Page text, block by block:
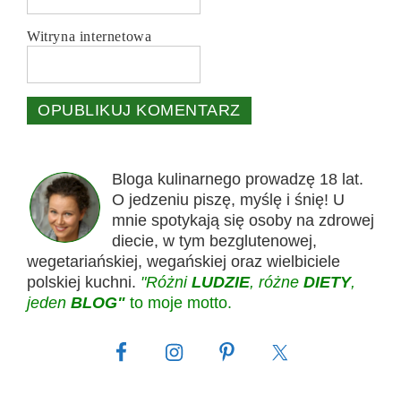
Witryna internetowa
Bloga kulinarnego prowadzę 18 lat.
O jedzeniu piszę, myślę i śnię! U
mnie spotykają się osoby na zdrowej
diecie, w tym bezglutenowej,
wegetariańskiej, wegańskiej oraz wielbiciele
polskiej kuchni. "Różni LUDZIE, różne DIETY,
jeden BLOG" to moje motto.